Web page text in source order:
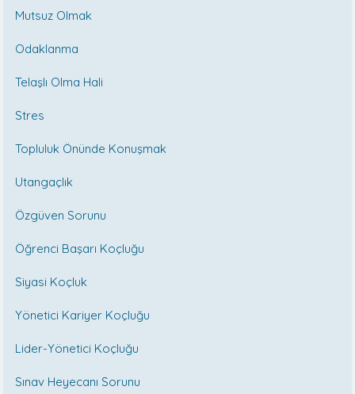
Mutsuz Olmak
Odaklanma
Telaşlı Olma Hali
Stres
Topluluk Önünde Konuşmak
Utangaçlık
Özgüven Sorunu
Öğrenci Başarı Koçluğu
Siyasi Koçluk
Yönetici Kariyer Koçluğu
Lider-Yönetici Koçluğu
Sınav Heyecanı Sorunu